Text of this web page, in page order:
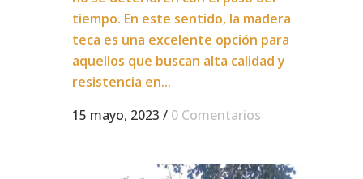
tiempo. En este sentido, la madera
teca es una excelente opción para
aquellos que buscan alta calidad y
resistencia en...
15 mayo, 2023 / 0 Comentarios